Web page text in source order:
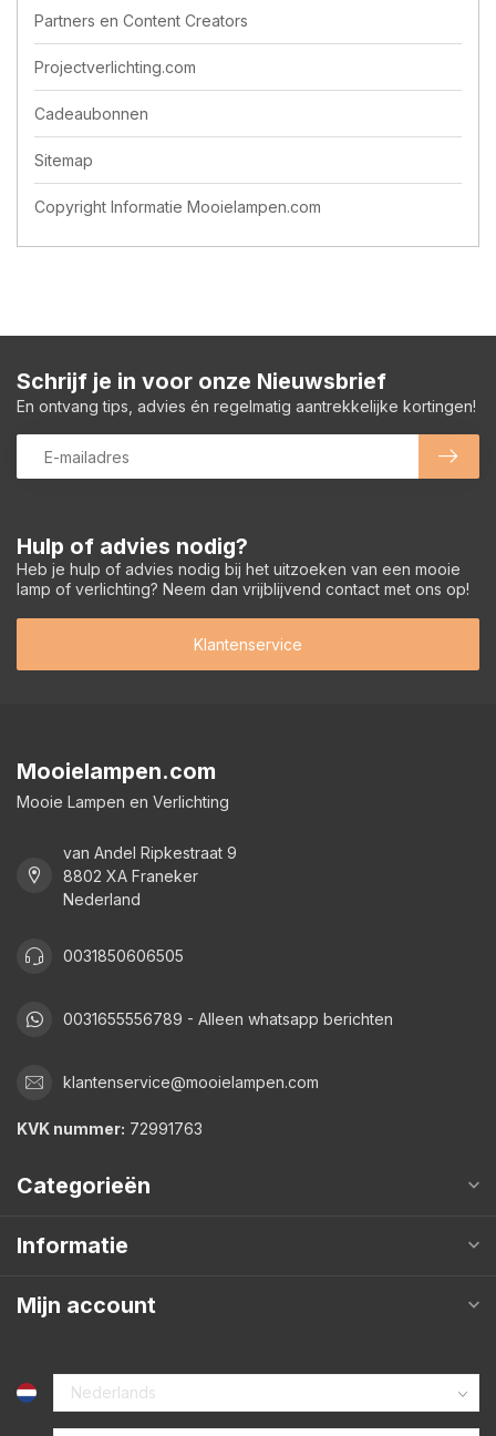
Partners en Content Creators
Projectverlichting.com
Cadeaubonnen
Sitemap
Copyright Informatie Mooielampen.com
Hulp of advies nodig?
Heb je hulp of advies nodig bij het uitzoeken van een mooie
lamp of verlichting? Neem dan vrijblijvend contact met ons op!
Klantenservice
Schrijf je in voor onze Nieuwsbrief
En ontvang tips, advies én regelmatig aantrekkelijke kortingen!
Mooielampen.com
Mooie Lampen en Verlichting
van Andel Ripkestraat 9
8802 XA Franeker
Nederland
0031850606505
0031655556789 - Alleen whatsapp berichten
klantenservice@mooielampen.com
KVK nummer: 72991763
Categorieën
Informatie
Mijn account